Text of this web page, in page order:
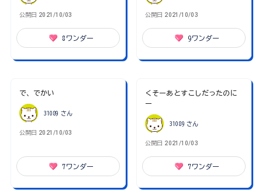
公開日 2021/10/03
8 ワンダー
公開日 2021/10/03
9ワンダー
で、でかい
31089 さん
公開日 2021/10/03
7ワンダー
くそーあとすこしだったのに
ー
31089 さん
公開日 2021/10/03
7ワンダー